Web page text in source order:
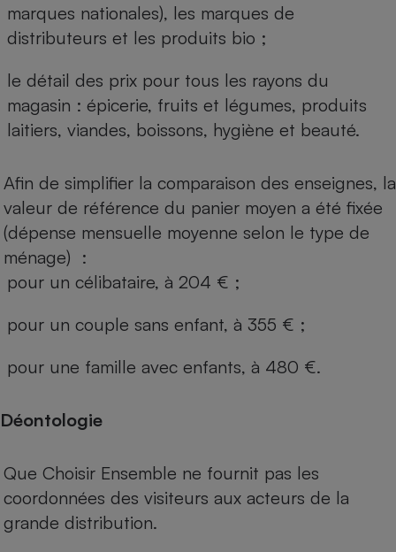
marques nationales), les marques de
distributeurs et les produits bio ;
le détail des prix pour tous les rayons du
magasin : épicerie, fruits et légumes, produits
laitiers, viandes, boissons, hygiène et beauté.
Afin de simplifier la comparaison des enseignes, la
valeur de référence du panier moyen a été fixée
(dépense mensuelle moyenne selon le type de
ménage) :
pour un célibataire, à 204 € ;
pour un couple sans enfant, à 355 € ;
pour une famille avec enfants, à 480 €.
Déontologie
Que Choisir Ensemble ne fournit pas les
coordonnées des visiteurs aux acteurs de la
grande distribution.